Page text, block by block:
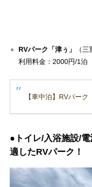
RVパーク「津ぅ」
（
利用料金：2000円/1泊
【車中泊】RVパーク
●トイレ/入浴施設/
適したRVパーク！